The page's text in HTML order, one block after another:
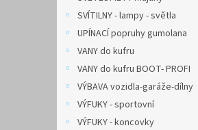
SVÍTILNY - lampy - světla
UPÍNACÍ popruhy gumolana
VANY do kufru
VANY do kufru BOOT- PROFI
VÝBAVA vozidla-garáže-dílny
VÝFUKY - sportovní
VÝFUKY - koncovky